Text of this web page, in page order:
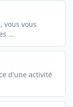
vous vous
...
d'une activité